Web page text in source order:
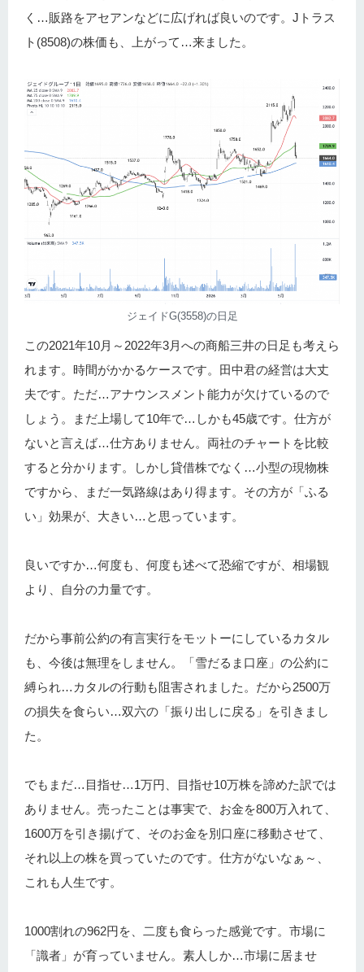
く…販路をアセアンなどに広げれば良いのです。Jトラス
ト(8508)の株価も、上がって…来ました。
ジェイドG(3558)の日足
この2021年10月～2022年3月への商船三井の日足も考えら
れます。時間がかかるケースです。田中君の経営は大丈
夫です。ただ…アナウンスメント能力が欠けているので
しょう。まだ上場して10年で…しかも45歳です。仕方が
ないと言えば…仕方ありません。両社のチャートを比較
すると分かります。しかし貸借株でなく…小型の現物株
ですから、まだ一気路線はあり得ます。その方が「ふる
い」効果が、大きい…と思っています。
良いですか…何度も、何度も述べて恐縮ですが、相場観
より、自分の力量です。
だから事前公約の有言実行をモットーにしているカタル
も、今後は無理をしません。「雪だるま口座」の公約に
縛られ…カタルの行動も阻害されました。だから2500万
の損失を食らい…双六の「振り出しに戻る」を引きまし
た。
でもまだ…目指せ…1万円、目指せ10万株を諦めた訳では
ありません。売ったことは事実で、お金を800万入れて、
1600万を引き揚げて、そのお金を別口座に移動させて、
それ以上の株を買っていたのです。仕方がないなぁ～、
これも人生です。
1000割れの962円を、二度も食らった感覚です。市場に
「識者」が育っていません。素人しか…市場に居ませ